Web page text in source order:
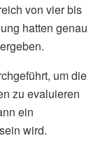
von vier bis
hatten genau
um die
zu evaluieren
ein
wird.